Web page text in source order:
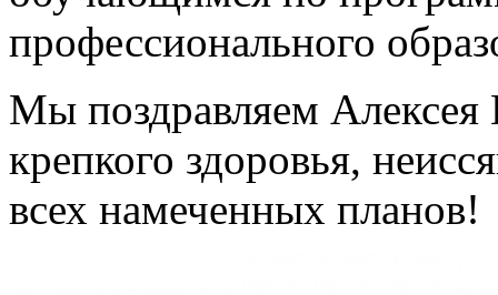
профессионального
Мы поздравляем Алексея
крепкого здоровья,
всех намеченных планов!